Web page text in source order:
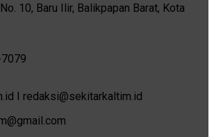
10, Baru Ilir, Balikpapan Barat, Kota
I redaksi@sekitarkaltim.id